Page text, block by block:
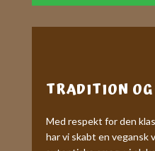
TRADITION
Med respekt for den
har vi skabt en vegansk